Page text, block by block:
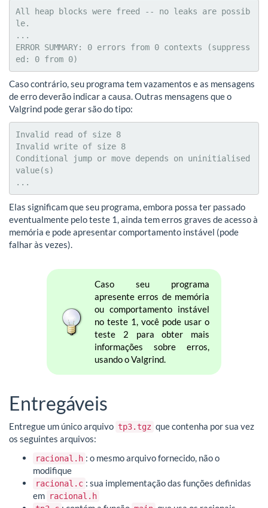
All heap blocks were freed -- no leaks are possib
le.
...
ERROR SUMMARY: 0 errors from 0 contexts (suppress
ed: 0 from 0)
Caso contrário, seu programa tem vazamentos e as mensagens
de erro deverão indicar a causa. Outras mensagens que o
Valgrind pode gerar são do tipo:
Invalid read of size 8
Invalid write of size 8
Conditional jump or move depends on uninitialised
value(s)
...
Elas significam que seu programa, embora possa ter passado
eventualmente pelo teste 1, ainda tem erros graves de acesso à
memória e pode apresentar comportamento instável (pode
falhar às vezes).
Caso seu programa
apresente erros de memória
ou comportamento instável
no teste 1, você pode usar o
teste 2 para obter mais
informações sobre erros,
usando o Valgrind.
Entregáveis
Entregue um único arquivo tp3.tgz que contenha por sua vez
os seguintes arquivos:
racional.h : o mesmo arquivo fornecido, não o
modifique
racional.c : sua implementação das funções definidas
em racional.h